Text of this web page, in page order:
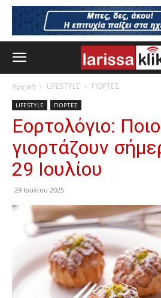
Αρχική LIFESTYLE ΓΙΟΡΤΕΣ
LIFESTYLE ΓΙΟΡΤΕΣ
Εορτολόγιο:
γιορτάζουν
29 Ιουλίου
29 Ιουλίου 2025